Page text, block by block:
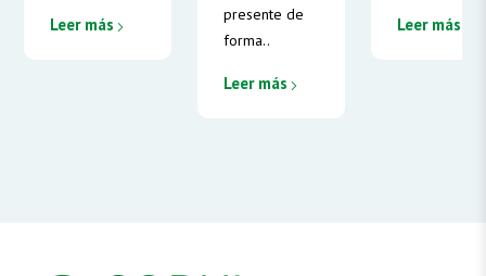
Leer más
presente de
forma..
Leer más
Leer más